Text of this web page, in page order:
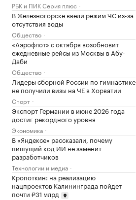
РБК и ПИК Серия плюс
В Железногорске ввели режим ЧС из-за
отсутствия воды
Общество
«Аэрофлот» с октября возобновит
ежедневные рейсы из Москвы в Абу-
Даби
Общество
Лидеры сборной России по гимнастике
не получили визы на ЧЕ в Хорватии
Спорт
Экспорт Германии в июне 2026 года
достиг рекордного уровня
Экономика
В «Яндексе» рассказали, почему
пишущий код ИИ не заменит
разработчиков
Технологии и медиа
Кропоткин: на реализацию
нацпроектов Калининграда пойдет
почти ₽31 млрд